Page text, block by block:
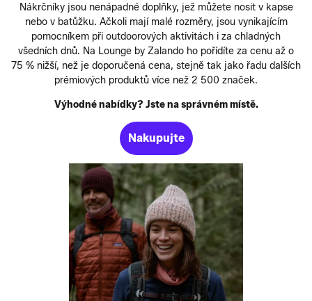
Nákrčníky jsou nenápadné doplňky, jež můžete nosit v kapse
nebo v batůžku. Ačkoli mají malé rozměry, jsou vynikajícím
pomocníkem při outdoorových aktivitách i za chladných
všedních dnů. Na Lounge by Zalando ho pořídíte za cenu až o
75 % nižší, než je doporučená cena, stejně tak jako řadu dalších
prémiových produktů více než 2 500 značek.
Výhodné nabídky? Jste na správném místě.
Nakupujte